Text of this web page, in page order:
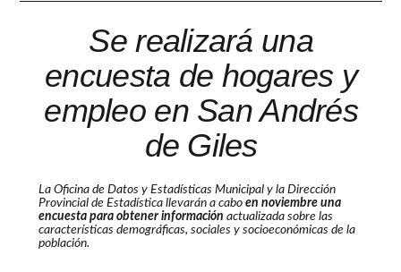
Se realizará una
encuesta de hogares y
empleo en San Andrés
de Giles
La Oficina de Datos y Estadísticas Municipal y la Dirección
Provincial de Estadística llevarán a caboen noviembre una
encuesta para obtener información actualizada sobre las
características demográficas, sociales y socioeconómicas de la
población.